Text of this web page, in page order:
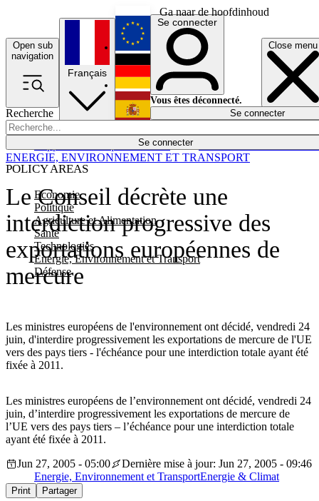
Ga naar de hoofdinhoud
Open sub
navigation
Close menu
Recherche
Se connecter
POLICY AREAS
Economie
Politique
Agriculture et Alimentation
Santé
Technologies
Energie, Environnement et Transport
Défense
Économie
Français
English
Deutsch
Español
Se connecter
Vous êtes déconnecté.
Se connecter
Le Conseil décrète une
interdiction progressive des
exportations européennes de
mercure
Les ministres européens de l'environnement ont décidé, vendredi 24
juin, d'interdire progressivement les exportations de mercure de l'UE
vers des pays tiers - l'échéance pour une interdiction totale ayant été
fixée à 2011.
ENERGIE, ENVIRONNEMENT ET TRANSPORT
Les ministres européens de l’environnement ont décidé, vendredi 24
juin, d’interdire progressivement les exportations de mercure de
l’UE vers des pays tiers – l’échéance pour une interdiction totale
ayant été fixée à 2011.
Jun 27, 2005 - 05:00
Dernière mise à jour: Jun 27, 2005 - 09:46
Energie, Environnement et TransportEnergie & Climat
Print Partager